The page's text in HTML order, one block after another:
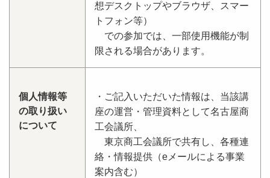
想デスクトップやブラウザ、スマー
トフォン等）
での参加では、一部使用機能が制
限される場合があります。
個人情報等
の取り扱い
について
・ご記入いただいた情報は、当該講
座の運営・管理資料として名古屋商
工会議所、
東京商工会議所で共有し、各種連
絡・情報提供（eメールによる事業
案内含む）